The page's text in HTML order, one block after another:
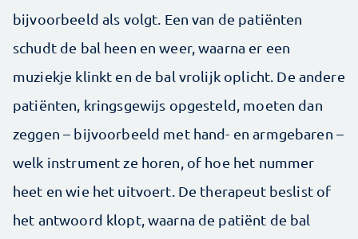
bijvoorbeeld als volgt. Een van de patiënten
schudt de bal heen en weer, waarna er een
muziekje klinkt en de bal vrolijk oplicht. De andere
patiënten, kringsgewijs opgesteld, moeten dan
zeggen – bijvoorbeeld met hand- en armgebaren –
welk ­instrument ze horen, of hoe het nummer
heet en wie het ­uitvoert. De therapeut beslist of
het antwoord klopt, waarna de ­patiënt de bal